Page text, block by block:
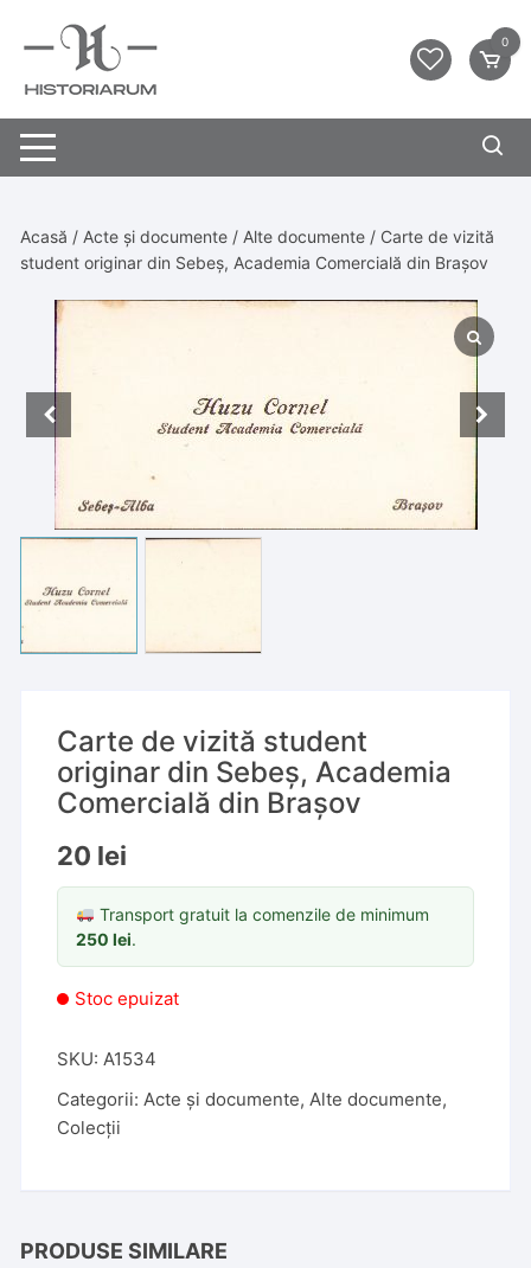
0
Acasă / Acte și documente / Alte documente / Carte de vizită
student originar din Sebeș, Academia Comercială din Brașov
Carte de vizită student
originar din Sebeș, Academia
Comercială din Brașov
20 lei
Transport gratuit la comenzile de minimum
250lei.
Stoc epuizat
SKU:A1534
Categorii:Acte și documente,Alte documente,
Colecții
PRODUSE SIMILARE